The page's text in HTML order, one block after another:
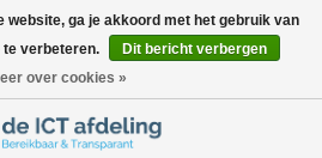
website, ga je akkoord met het gebruik van
te verbeteren.
Dit bericht verbergen
over cookies »